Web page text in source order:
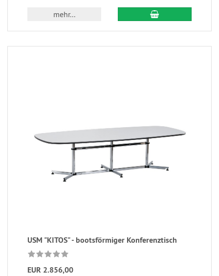
mehr...
USM "KITOS" - bootsförmiger Konferenztisch
EUR 2.856,00